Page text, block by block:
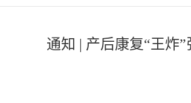
通知 | 产后康复“王炸